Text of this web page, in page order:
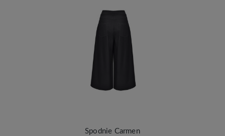
Spodnie Carmen